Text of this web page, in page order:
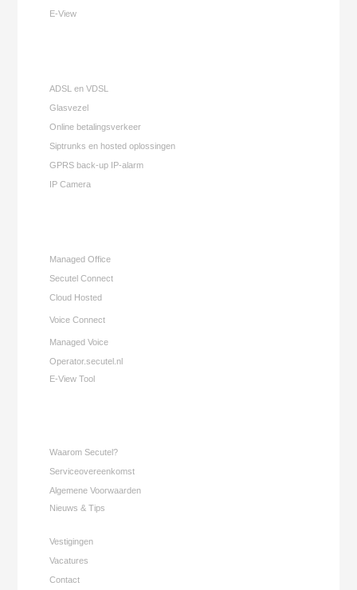
E-View
ADSL en VDSL
Glasvezel
Online betalingsverkeer
Siptrunks en hosted oplossingen
GPRS back-up IP-alarm
IP Camera
Managed Office
Secutel Connect
Cloud Hosted
Voice Connect
Managed Voice
Operator.secutel.nl
E-View Tool
Waarom Secutel?
Serviceovereenkomst
Algemene Voorwaarden
Nieuws & Tips
Vestigingen
Vacatures
Contact